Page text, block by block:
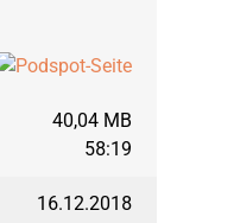
März 2014:
September 2013: 1.
40,04 MB
58:19
16.12.2018